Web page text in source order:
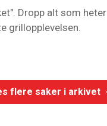
Dropp alt som heter
grillopplevelsen.
flere saker i arkivet